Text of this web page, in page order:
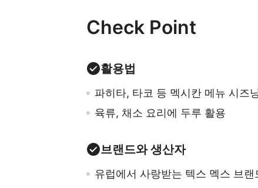
Check Point
활용법
파히타, 타코 등 멕시칸 메뉴 시즈
육류, 채소 요리에 두루 활용
브랜드와 생산자
유럽에서 사랑받는 텍스 멕스 브